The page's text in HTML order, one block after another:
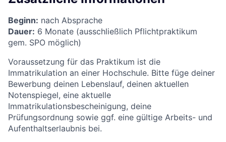
Beginn: nach Absprache
Dauer: 6 Monate (ausschließlich Pflichtpraktikum
gem. SPO möglich)
Voraussetzung für das Praktikum ist die
Immatrikulation an einer Hochschule. Bitte füge deiner
Bewerbung deinen Lebenslauf, deinen aktuellen
Notenspiegel, eine aktuelle
Immatrikulationsbescheinigung, deine
Prüfungsordnung sowie ggf. eine gültige Arbeits- und
Aufenthaltserlaubnis bei.